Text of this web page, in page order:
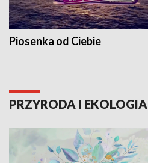
Piosenka od Ciebie
PRZYRODA I EKOLOGIA